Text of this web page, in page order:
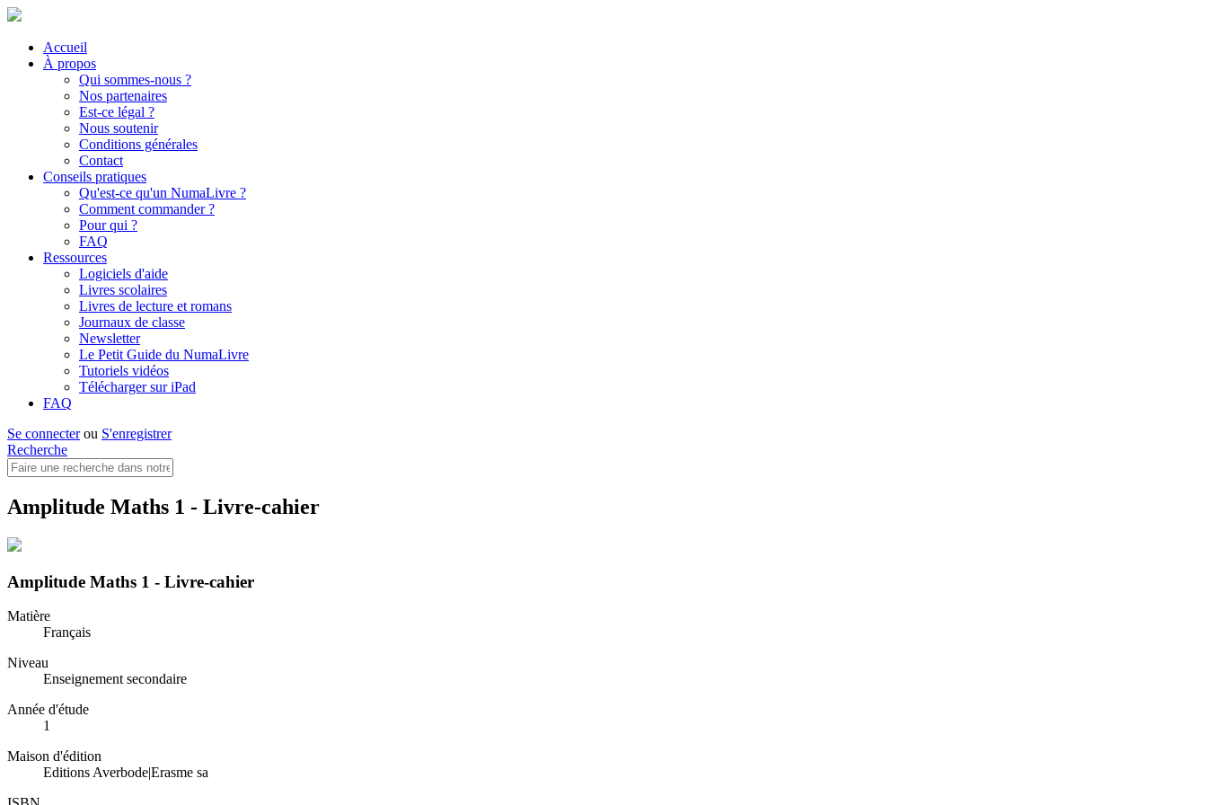
Accueil
À propos
Qui sommes-nous ?
Nos partenaires
Est-ce légal ?
Nous soutenir
Conditions générales
Contact
Conseils pratiques
Qu'est-ce qu'un NumaLivre ?
Comment commander ?
Pour qui ?
FAQ
Ressources
Logiciels d'aide
Livres scolaires
Livres de lecture et romans
Journaux de classe
Newsletter
Le Petit Guide du NumaLivre
Tutoriels vidéos
Télécharger sur iPad
FAQ
Se connecterou S'enregistrer
Recherche
Amplitude Maths 1 - Livre-cahier
Amplitude Maths 1 - Livre-cahier
Matière
Français
Niveau
Enseignement secondaire
Année d'étude
1
Maison d'édition
Editions Averbode|Erasme sa